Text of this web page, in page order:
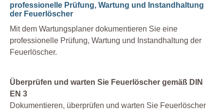
professionelle Prüfung, Wartung und Instandhaltung
der Feuerlöscher
Mit dem Wartungsplaner dokumentieren Sie eine
professionelle Prüfung, Wartung und Instandhaltung der
Feuerlöscher.
Überprüfen und warten Sie Feuerlöscher gemäß DIN
EN 3
Dokumentieren, überprüfen und warten Sie Feuerlöscher